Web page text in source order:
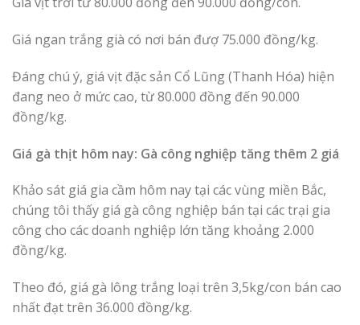
Giá ngan trắng già có nơi bán đượ 75.000 đồng/kg.
Đáng chú ý, giá vịt đặc sản Cổ Lũng (Thanh Hóa) hiện
đang neo ở mức cao, từ 80.000 đồng đến 90.000
đồng/kg.
Giá gà thịt hôm nay: Gà công nghiệp tăng thêm 2 giá
Khảo sát giá gia cầm hôm nay tại các vùng miền Bắc,
chúng tôi thấy giá gà công nghiệp bán tại các trại gia
công cho các doanh nghiệp lớn tăng khoảng 2.000
đồng/kg.
Theo đó, giá gà lông trắng loại trên 3,5kg/con bán cao
nhất đạt trên 36.000 đồng/kg.